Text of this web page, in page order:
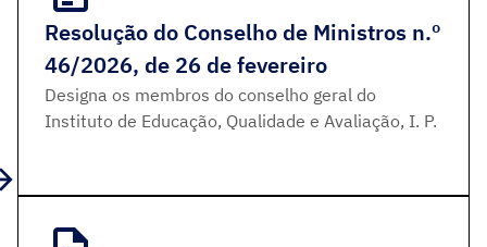
Resolução do Conselho de Ministros n.º
46/2026, de 26 de fevereiro
Designa os membros do conselho geral do
Instituto de Educação, Qualidade e Avaliação, I. P.